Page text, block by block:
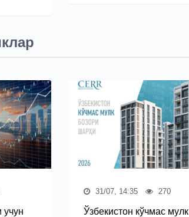
учун
31/07, 14:35 270
Ўзбекистон кўчмас мулк